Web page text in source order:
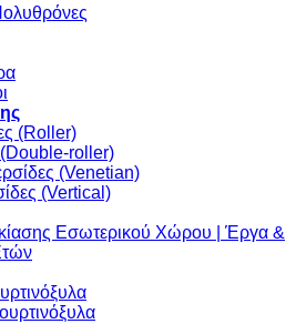
(Roller)
roller)
(Venetian)
(Vertical)
Εσωτερικού Χώρου | Έργα &